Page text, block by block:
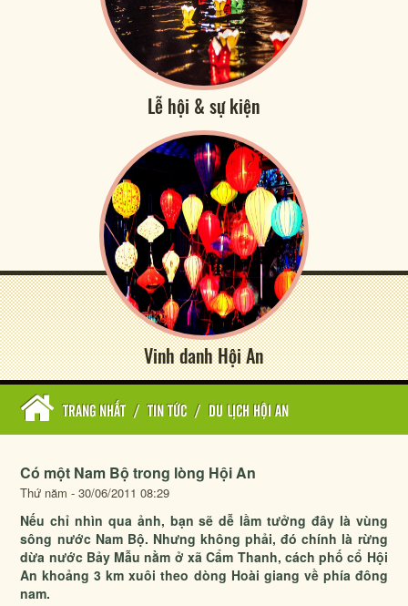
Lễ hội & sự kiện
Vinh danh Hội An
TRANG NHẤT / TIN TỨC / DU LỊCH HỘI AN
Có một Nam Bộ trong lòng Hội An
Thứ năm - 30/06/2011 08:29
Nếu chỉ nhìn qua ảnh, bạn sẽ dễ lầm tưởng đây là vùng
sông nước Nam Bộ. Nhưng không phải, đó chính là rừng
dừa nước Bảy Mẫu nằm ở xã Cẩm Thanh, cách phố cổ Hội
An khoảng 3 km xuôi theo dòng Hoài giang về phía đông
nam.